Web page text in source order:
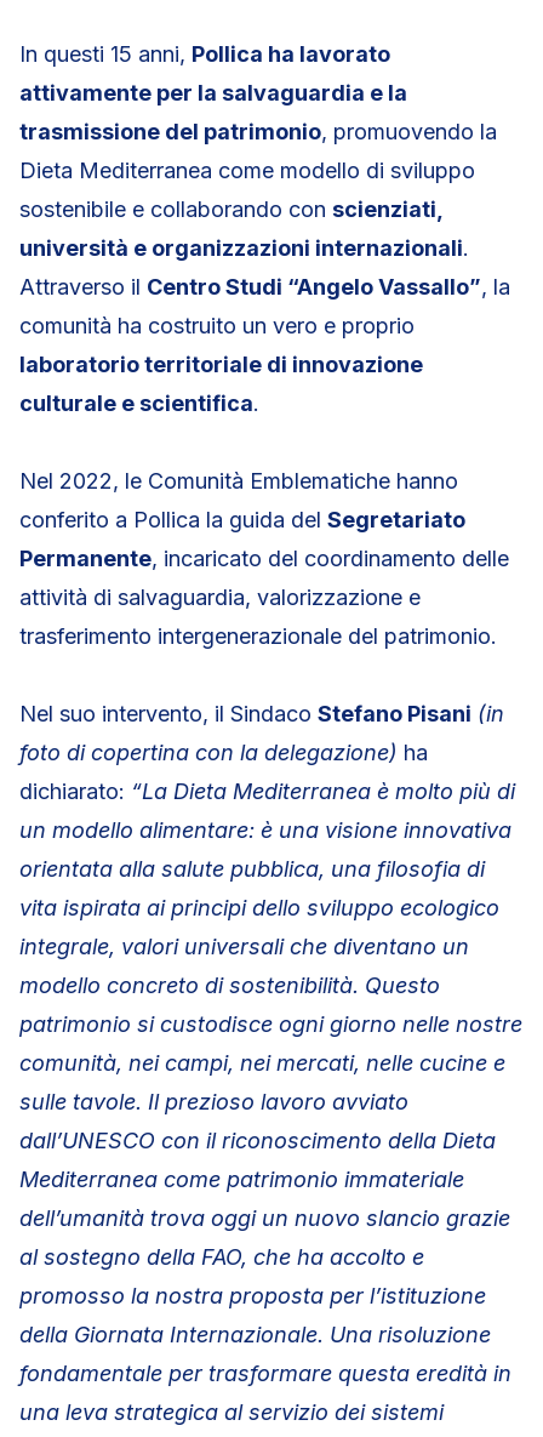
In questi 15 anni, Pollica ha lavorato
attivamente per la salvaguardia e la
trasmissione del patrimonio, promuovendo la
Dieta Mediterranea come modello di sviluppo
sostenibile e collaborando con scienziati,
università e organizzazioni internazionali.
Attraverso il Centro Studi “Angelo Vassallo”, la
comunità ha costruito un vero e proprio
laboratorio territoriale di innovazione
culturale e scientifica.
Nel 2022, le Comunità Emblematiche hanno
conferito a Pollica la guida del Segretariato
Permanente, incaricato del coordinamento delle
attività di salvaguardia, valorizzazione e
trasferimento intergenerazionale del patrimonio.
Nel suo intervento, il Sindaco Stefano Pisani (in
foto di copertina con la delegazione) ha
dichiarato: “La Dieta Mediterranea è molto più di
un modello alimentare: è una visione innovativa
orientata alla salute pubblica, una filosofia di
vita ispirata ai principi dello sviluppo ecologico
integrale, valori universali che diventano un
modello concreto di sostenibilità. Questo
patrimonio si custodisce ogni giorno nelle nostre
comunità, nei campi, nei mercati, nelle cucine e
sulle tavole. Il prezioso lavoro avviato
dall’UNESCO con il riconoscimento della Dieta
Mediterranea come patrimonio immateriale
dell’umanità trova oggi un nuovo slancio grazie
al sostegno della FAO, che ha accolto e
promosso la nostra proposta per l’istituzione
della Giornata Internazionale. Una risoluzione
fondamentale per trasformare questa eredità in
una leva strategica al servizio dei sistemi